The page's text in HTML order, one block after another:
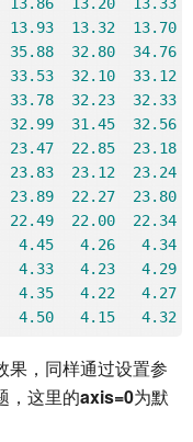
13.93 13.32
13.70
35.88 32.80
34.76
33.53 32.10
33.12
33.78 32.23
32.33
32.99 31.45
32.56
23.47 22.85
23.18
23.83 23.12
23.24
23.89 22.27
23.80
22.49 22.00
22.34
4.45 4.26
4.34
4.33 4.23
4.29
4.35 4.22
4.27
4.50 4.15 4.32
果，同样通过设置参
，这里的axis=0为默